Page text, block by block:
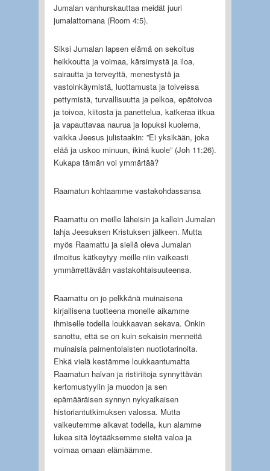
Jumalan vanhurskauttaa meidät juuri
jumalattomana (Room 4:5).
Siksi Jumalan lapsen elämä on sekoitus
heikkoutta ja voimaa, kärsimystä ja iloa,
sairautta ja terveyttä, menestystä ja
vastoinkäymistä, luottamusta ja toiveissa
pettymistä, turvallisuutta ja pelkoa, epätoivoa
ja toivoa, kiitosta ja panettelua, katkeraa itkua
ja vapauttavaa naurua ja lopuksi kuolema,
vaikka Jeesus julistaakin: ”Ei yksikään, joka
elää ja uskoo minuun, ikinä kuole” (Joh 11:26).
Kukapa tämän voi ymmärtää?
Raamatun kohtaamme vastakohdassansa
Raamattu on meille läheisin ja kallein Jumalan
lahja Jeesuksen Kristuksen jälkeen. Mutta
myös Raamattu ja siellä oleva Jumalan
ilmoitus kätkeytyy meille niin vaikeasti
ymmärrettävään vastakohtaisuuteensa.
Raamattu on jo pelkkänä muinaisena
kirjallisena tuotteena monelle aikamme
ihmiselle todella loukkaavan sekava. Onkin
sanottu, että se on kuin sekaisin menneitä
muinaisia paimentolaisten nuotiotarinoita.
Ehkä vielä kestämme loukkaantumatta
Raamatun halvan ja ristiriitoja synnyttävän
kertomustyylin ja muodon ja sen
epämääräisen synnyn nykyaikaisen
historiantutkimuksen valossa. Mutta
vaikeutemme alkavat todella, kun alamme
lukea sitä löytääksemme sieltä valoa ja
voimaa omaan elämäämme.